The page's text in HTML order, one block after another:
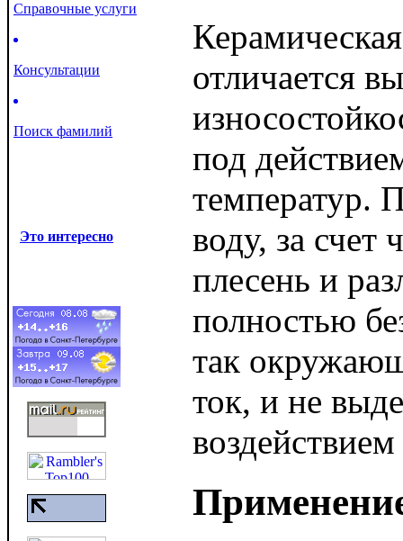
Справочные услуги
Консультации
Поиск фамилий
Это интересно
отличается
под
температур.
воду, за счет
плесень и
полностью
так
ток, и не